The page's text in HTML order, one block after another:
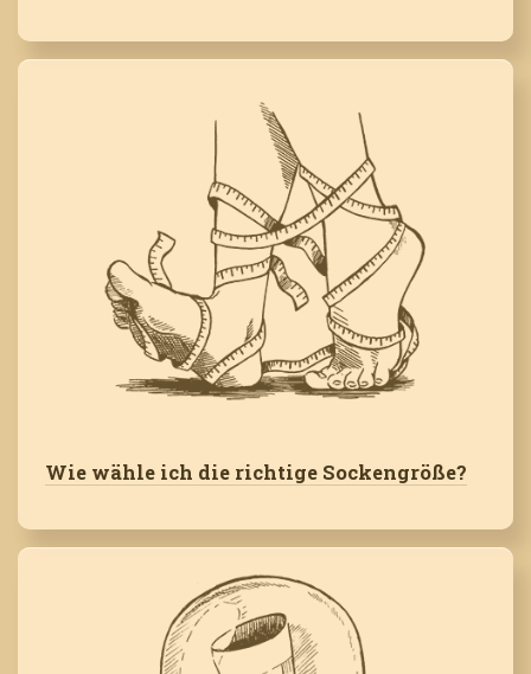
Wie wähle ich die richtige Sockengröße?